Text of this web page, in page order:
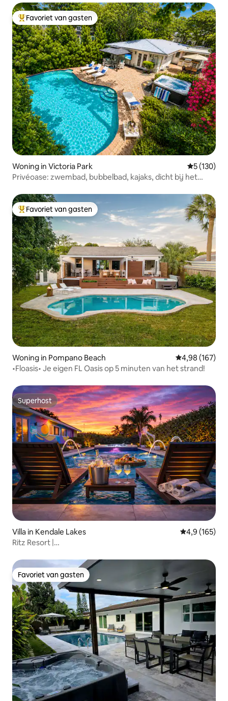
Topfavoriet van gasten
Favoriet van gasten
Woning in Victoria Park
5 (130)
Privéoase: zwembad, bubbelbad, kajaks, dicht bij het
Topfavoriet van gasten
Favoriet van gasten
Woning in Pompano Beach Gemiddelde
4,98 (167)
•Floasis• Je eigen FL Oasis op 5 minuten van het strand!
Superhost
Superhost
Villa in Kendale Lakes Gemiddelde
4,9 (165)
Ritz Resort |
Favoriet van gasten
Favoriet van gasten